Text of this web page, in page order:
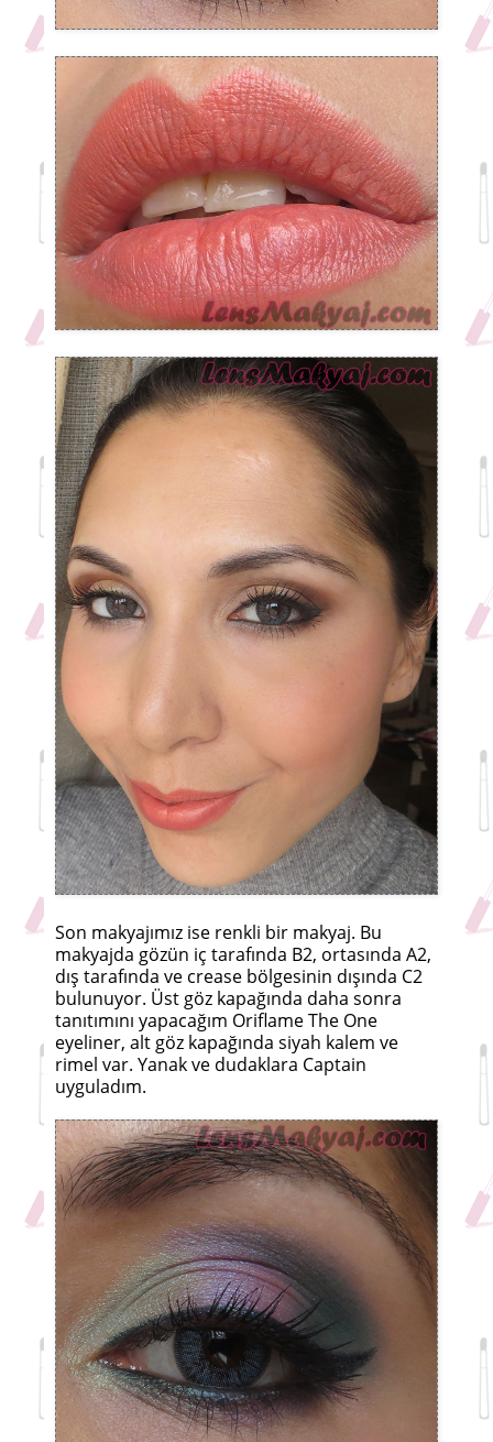
Son makyajımız ise renkli bir makyaj. Bu
makyajda gözün iç tarafında B2, ortasında A2,
dış tarafında ve crease bölgesinin dışında C2
bulunuyor. Üst göz kapağında daha sonra
tanıtımını yapacağım Oriflame The One
eyeliner, alt göz kapağında siyah kalem ve
rimel var. Yanak ve dudaklara Captain
uyguladım.